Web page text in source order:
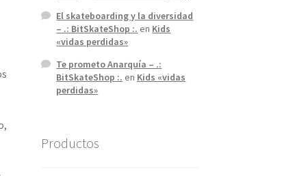
El skateboarding y la diversidad
– .: BitSkateShop :. en Kids
«vidas perdidas»
Te prometo Anarquía – .:
BitSkateShop :. en Kids «vidas
perdidas»
Productos